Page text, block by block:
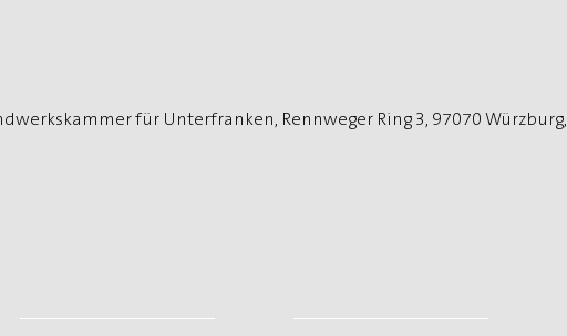
für Unterfranken, Rennweger Ring 3, 97070 Würzburg,